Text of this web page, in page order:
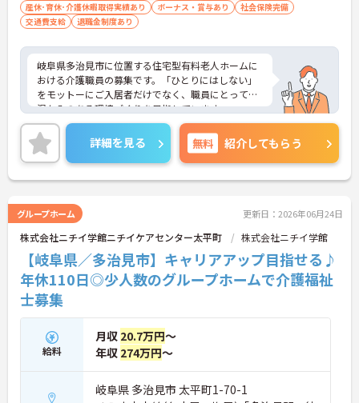
産休･育休･介護休暇取得実績あり
ボーナス・賞与あり
社会保険完備
交通費支給
退職金制度あり
岐阜県多治見市に位置する住宅型有料老人ホームに
おける介護職員の募集です。「ひとりにはしない」
をモットーにご入居者だけでなく、職員にとっても
温かみのある環境づくりを目指しています。
ご利用者一人ひとりに寄り添って介護サービスを提
供していただける方を募集しています。これまでの
介護業務を活かしながら業務できる職場環境です。
ご興味のある方には、面接対策ポイントなど、さら
に詳細をお話しいたしますのでお気軽にご相談くだ
詳細を見る 無料 紹介してもらう
グループホーム 更新日：2026年06月24日
株式会社ニチイ学館ニチイケアセンター太平町 株式会社ニチイ学館
【岐阜県／多治見市】キャリアアップ目指せる♪
年休110日◎少人数のグループホームで介護福祉
士募集
給料
月収 20.7万円～
年収 274万円～
岐阜県 多治見市 太平町1-70-1